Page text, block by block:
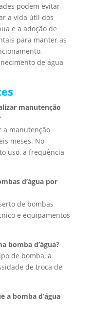
podem evitar
a vida útil dos
e a adoção de
para manter as
de água
manutenção
a manutenção
meses. No
uso, a frequência
d’água por
de bombas
e equipamentos
bomba d’água?
de bomba, a
de troca de
a bomba d’água